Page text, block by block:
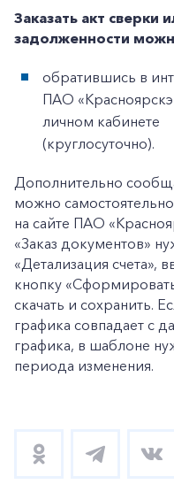
Заказать
Частным
Заказать акт сверки
задолженности
обратившись в
ПАО
личном кабинете
(круглосуточно).
Дополнительно
можно
на сайте ПАО
«Заказ документов»
«Детализация счета»,
кнопку
скачать и сохранить.
графика совпадает с
графика, в шаблоне
периода изменения.